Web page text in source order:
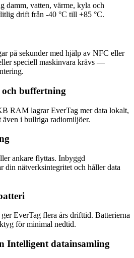
damm, vatten, värme, kyla och
drift från -40 °C till +85 °C.
på sekunder med hjälp av NFC eller
speciell maskinvara krävs —
buffertning
RAM lagrar EverTag mer data lokalt,
i bullriga radiomiljöer.
ankare flyttas. Inbyggd
din nätverksintegritet och håller data
EverTag flera års drifttid. Batterierna
för minimal nedtid.
Intelligent datainsamling